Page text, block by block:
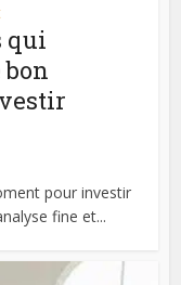
qui
pour investir
fine et...